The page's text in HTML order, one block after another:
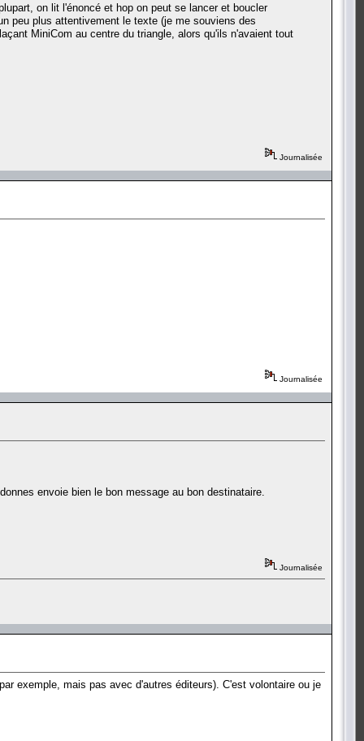
on lit l'énoncé et hop on peut se lancer et boucler
peu plus attentivement le texte (je me souviens des
MiniCom au centre du triangle, alors qu'ils n'avaient tout
Journalisée
Journalisée
envoie bien le bon message au bon destinataire.
Journalisée
exemple, mais pas avec d'autres éditeurs). C'est volontaire ou je